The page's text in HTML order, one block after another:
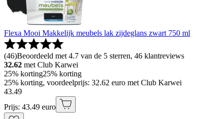
Flexa Mooi Makkelijk meubels lak zijdeglans zwart 750 ml
(46)Beoordeeld met 4.7 van de 5 sterren, 46 klantreviews
32.62 met Club Karwei
25% korting25% korting
25% korting, voordeelprijs: 32.62 euro met Club Karwei
43.49
Prijs: 43.49 euro